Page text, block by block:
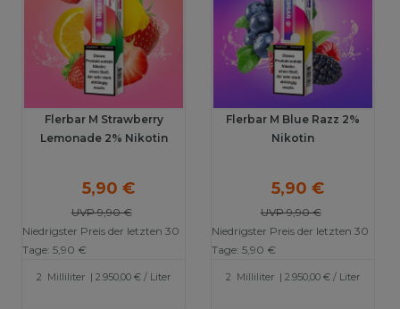
Flerbar M Strawberry
Lemonade 2% Nikotin
UVP 9,90 €
5,90 €
Niedrigster Preis der letzten 30
Tage: 5,90 €
2 Milliliter | 2.950,00 € / Liter
Flerbar M Blue Razz 2%
Nikotin
UVP 9,90 €
5,90 €
Niedrigster Preis der letzten 30
Tage: 5,90 €
2 Milliliter | 2.950,00 € / Liter